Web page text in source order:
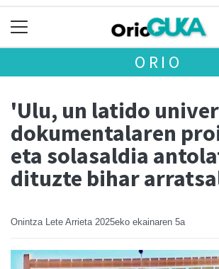
ORIO
'Ulu, un latido
dokumentalaren
eta solasaldia
dituzte bihar
Onintza Lete Arrieta 2025eko ekainaren 5a